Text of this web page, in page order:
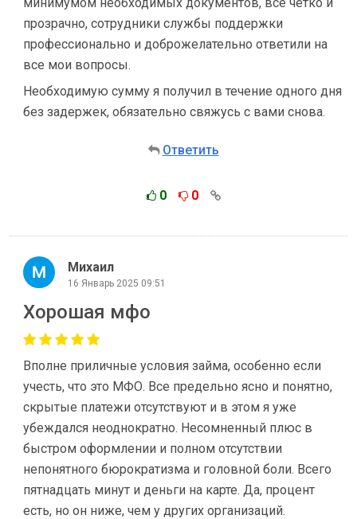
прозрачно, сотрудники службы поддержки
профессионально и доброжелательно ответили на
все мои вопросы.
Необходимую сумму я получил в течение одного дня
без задержек, обязательно свяжусь с вами снова.
Ответить
0 0
Михаил
16 Январь 2025 09:51
Хорошая мфо
Вполне приличные условия займа, особенно если
учесть, что это МФО. Все предельно ясно и понятно,
скрытые платежи отсутствуют и в этом я уже
убеждался неоднократно. Несомненный плюс в
быстром оформлении и полном отсутствии
непонятного бюрократизма и головной боли. Всего
пятнадцать минут и деньги на карте. Да, процент
есть, но он ниже, чем у других организаций.